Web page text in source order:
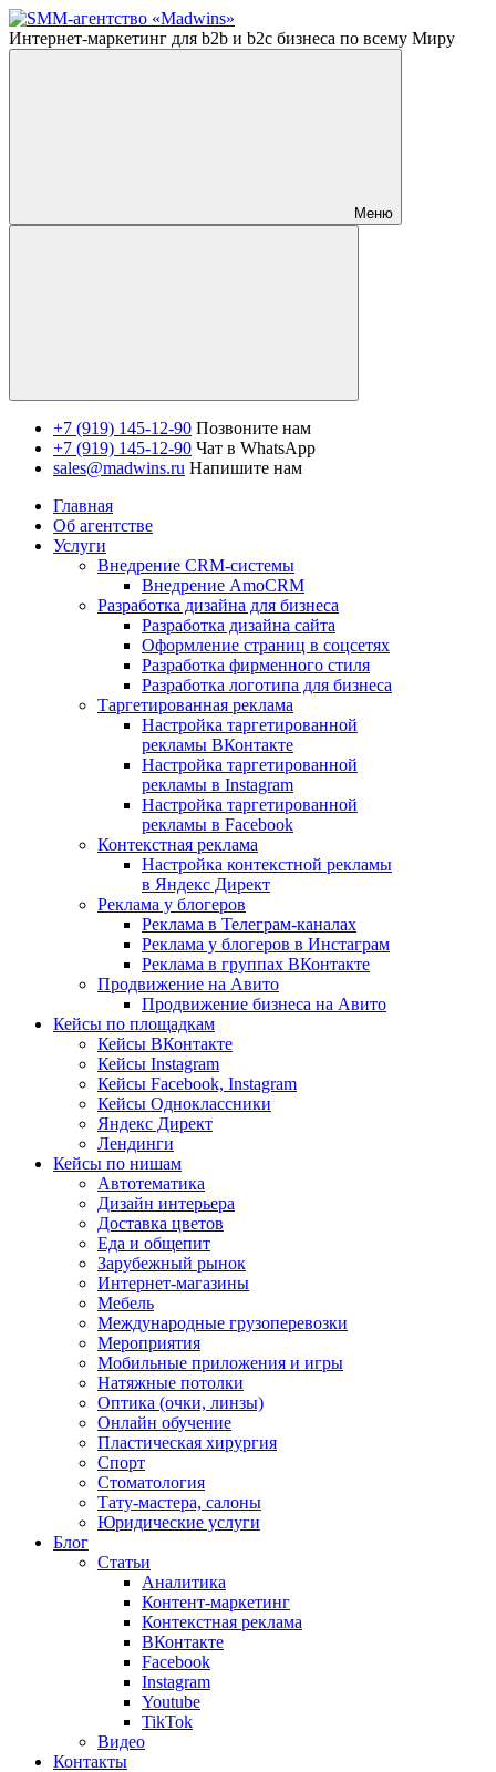
Интернет-маркетинг для b2b и b2c бизнеса по всему Миру
Меню
+7 (919) 145-12-90 Позвоните нам
+7 (919) 145-12-90 Чат в WhatsApp
sales@madwins.ru Напишите нам
Главная
Об агентстве
Услуги
Внедрение CRM-системы
Внедрение AmoCRM
Разработка дизайна для бизнеса
Разработка дизайна сайта
Оформление страниц в соцсетях
Разработка фирменного стиля
Разработка логотипа для бизнеса
Таргетированная реклама
Настройка таргетированной
рекламы ВКонтакте
Настройка таргетированной
рекламы в Instagram
Настройка таргетированной
рекламы в Facebook
Контекстная реклама
Настройка контекстной рекламы
в Яндекс Директ
Реклама у блогеров
Реклама в Телеграм-каналах
Реклама у блогеров в Инстаграм
Реклама в группах ВКонтакте
Продвижение на Авито
Продвижение бизнеса на Авито
Кейсы по площадкам
Кейсы ВКонтакте
Кейсы Instagram
Кейсы Facebook, Instagram
Кейсы Одноклассники
Яндекс Директ
Лендинги
Кейсы по нишам
Автотематика
Дизайн интерьера
Доставка цветов
Еда и общепит
Зарубежный рынок
Интернет-магазины
Мебель
Международные грузоперевозки
Мероприятия
Мобильные приложения и игры
Натяжные потолки
Оптика (очки, линзы)
Онлайн обучение
Пластическая хирургия
Спорт
Стоматология
Тату-мастера, салоны
Юридические услуги
Блог
Статьи
Аналитика
Контент-маркетинг
Контекстная реклама
ВКонтакте
Facebook
Instagram
Youtube
TikTok
Видео
Контакты